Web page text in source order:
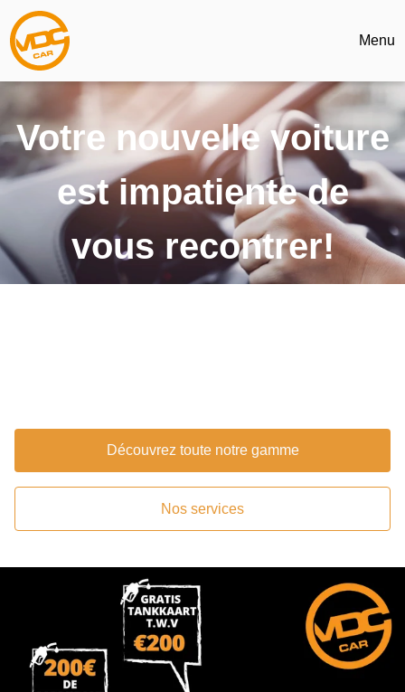
Menu
Votre nouvelle voiture
est impatiente de
vous recontrer!
Découvrez toute notre gamme
Nos services